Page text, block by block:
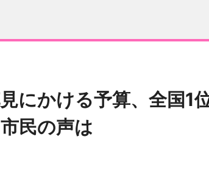
にかける予算、全国
民の声は